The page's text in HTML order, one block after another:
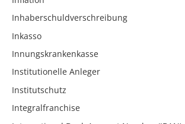
Inhaberschuldverschreibung
Inkasso
Innungskrankenkasse
Institutionelle Anleger
Institutschutz
Integralfranchise